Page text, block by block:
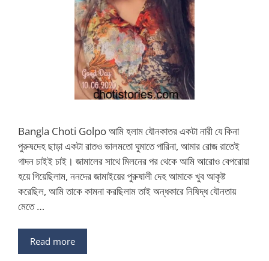
Bangla Choti Golpo আমি হলাম যৌনকাতর একটা নারী যে কিনা
পুরুষদেহ ছাড়া একটা রাতও ভালমতো ঘুমাতে পারিনা, আমার রোজ রাতেই
গাদন চাইই চাই। জামালের সাথে মিলনের পর থেকে আমি আরোও বেপরোয়া
হয়ে গিয়েছিলাম, ননদের জামাইয়ের পুরুষালী দেহ আমাকে খুব আকৃষ্ট
করেছিল, আমি তাকে কামনা করছিলাম তাই অন্ধকারে নিষিদ্ধ যৌনতায়
মেতে …
Read more